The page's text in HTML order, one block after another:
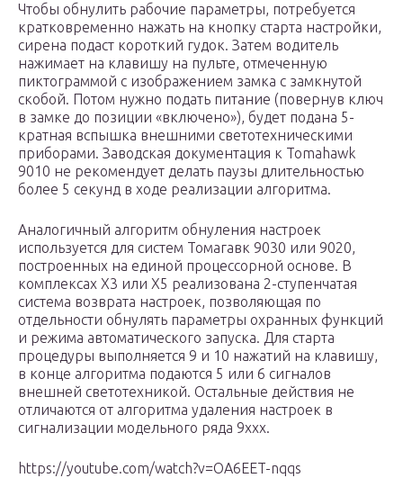
Чтобы обнулить рабочие параметры, потребуется
кратковременно нажать на кнопку старта настройки,
сирена подаст короткий гудок. Затем водитель
нажимает на клавишу на пульте, отмеченную
пиктограммой с изображением замка с замкнутой
скобой. Потом нужно подать питание (повернув ключ
в замке до позиции «включено»), будет подана 5-
кратная вспышка внешними светотехническими
приборами. Заводская документация к Tomahawk
9010 не рекомендует делать паузы длительностью
более 5 секунд в ходе реализации алгоритма.
Аналогичный алгоритм обнуления настроек
используется для систем Томагавк 9030 или 9020,
построенных на единой процессорной основе. В
комплексах Х3 или Х5 реализована 2-ступенчатая
система возврата настроек, позволяющая по
отдельности обнулять параметры охранных функций
и режима автоматического запуска. Для старта
процедуры выполняется 9 и 10 нажатий на клавишу,
в конце алгоритма подаются 5 или 6 сигналов
внешней светотехникой. Остальные действия не
отличаются от алгоритма удаления настроек в
сигнализации модельного ряда 9ххх.
https://youtube.com/watch?v=OA6EET-nqqs